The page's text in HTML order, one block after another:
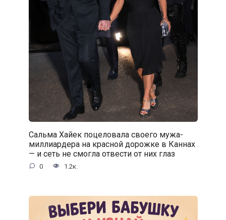
Сальма Хайек поцеловала своего мужа-
миллиардера на красной дорожке в Каннах
— и сеть не смогла отвести от них глаз
0 1.2к.